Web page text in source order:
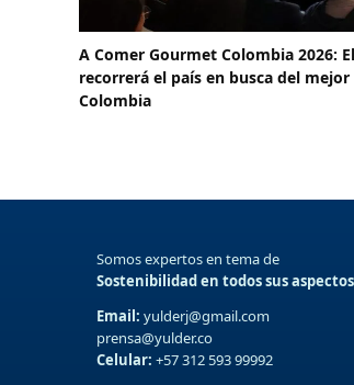
A Comer Gourmet Colombia 2026:
recorrerá el país en busca del
Colombia
Somos expertos en tema de
Sostenibilidad en todos sus aspectos
Email: yulderj@gmail.com
prensa@yulder.co
Celular: +57 312 593 99992